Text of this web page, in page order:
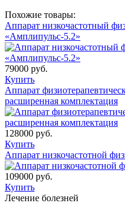
Похожие товары:
Аппарат низкочастотный
«Амплипульс-5.2»
79000 руб.
Купить
Аппарат
расширенная комплектация
128000 руб.
Купить
Аппарат низкочастотной
109000 руб.
Купить
Лечение болезней